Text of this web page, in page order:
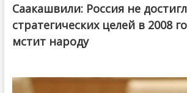
Саакашвили: Россия не
стратегических целей в 2008
мстит народу